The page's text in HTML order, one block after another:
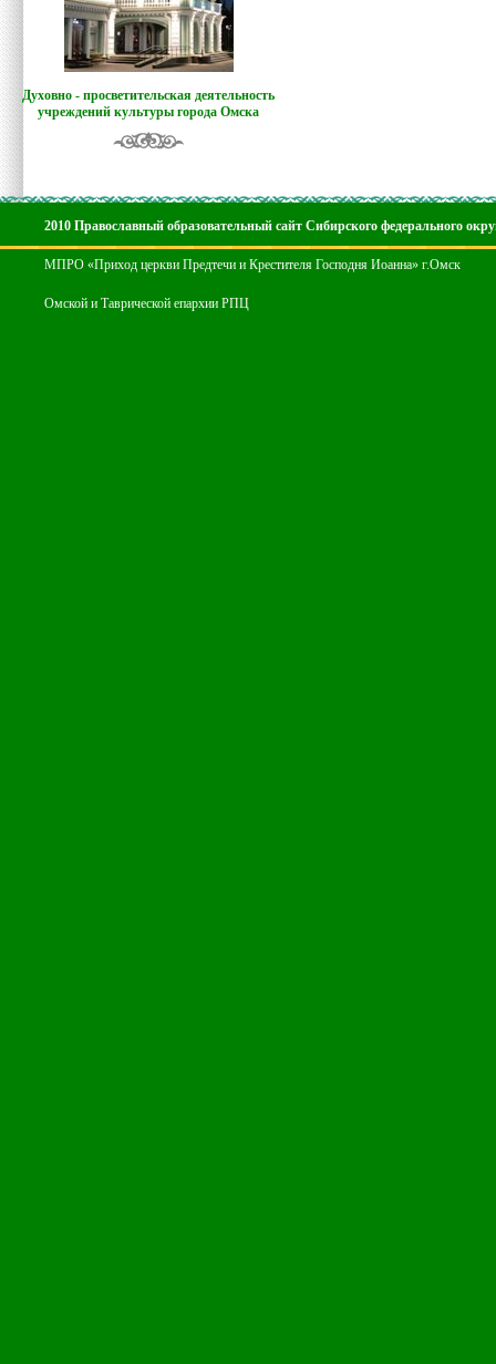
Духовно - просветительская деятельность
учреждений культуры города Омска
2010 Православный образовательный сайт Сибирского федерального
МПРО «Приход церкви Предтечи и Крестителя Господня Иоанна» г.Омск
Омской и Таврической епархии РПЦ